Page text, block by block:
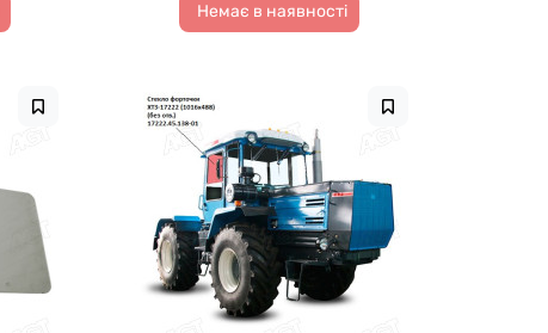
Немає в наявності